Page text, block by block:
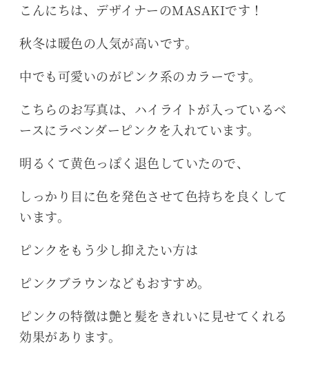
こんにちは、デザイナーのMASAKIです！
秋冬は暖色の人気が高いです。
中でも可愛いのがピンク系のカラーです。
こちらのお写真は、ハイライトが入っているベ
ースにラベンダーピンクを入れています。
明るくて黄色っぽく退色していたので、
しっかり目に色を発色させて色持ちを良くして
います。
ピンクをもう少し抑えたい方は
ピンクブラウンなどもおすすめ。
ピンクの特徴は艶と髪をきれいに見せてくれる
効果があります。